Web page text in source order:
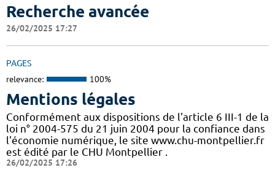
Recherche avancée
26/02/2025 17:27
PAGES
relevance: 100%
Mentions légales
Conformément aux dispositions de l'article 6 III-1 de la
loi n° 2004-575 du 21 juin 2004 pour la confiance dans
l'économie numérique, le site www.chu-montpellier.fr
est édité par le CHU Montpellier .
26/02/2025 17:26